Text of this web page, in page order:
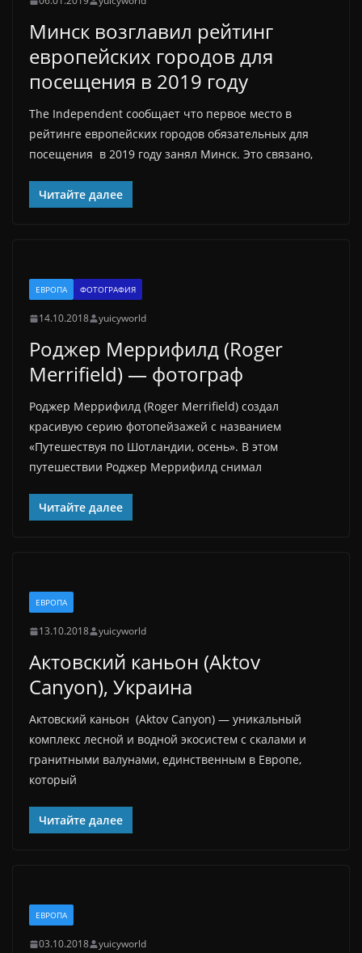
Минск возглавил рейтинг
европейских городов для
посещения в 2019 году
The Independent сообщает что первое место в
рейтинге европейских городов обязательных для
посещения в 2019 году занял Минск. Это связано,
Читайте далее
ЕВРОПА ФОТОГРАФИЯ
14.10.2018 yuicyworld
Роджер Меррифилд (Roger
Merrifield) — фотограф
Роджер Меррифилд (Roger Merrifield) создал
красивую серию фотопейзажей с названием
«Путешествуя по Шотландии, осень». В этом
путешествии Роджер Меррифилд снимал
Читайте далее
ЕВРОПА
13.10.2018 yuicyworld
Актовский каньон (Aktov
Canyon), Украина
Актовский каньон (Aktov Canyon) — уникальный
комплекс лесной и водной экосистем с скалами и
гранитными валунами, единственным в Европе,
который
Читайте далее
ЕВРОПА
03.10.2018 yuicyworld